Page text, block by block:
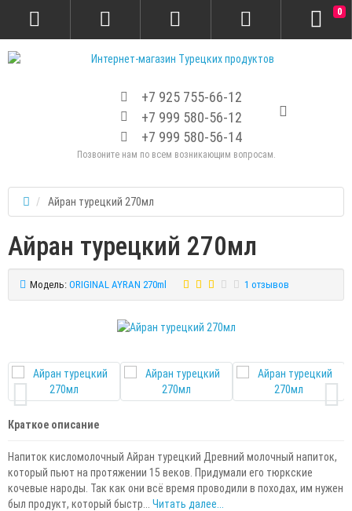
+7 925 755-66-12
+7 999 580-56-12
+7 999 580-56-14
Позвоните нам по всем возникающим вопросам.
0
Айран турецкий 270мл
Айран турецкий 270мл
Модель: ORIGINAL AYRAN 270ml 1 отзывов
Краткое описание
Напиток кисломолочный Айран турецкий Древний молочный напиток,
который пьют на протяжении 15 веков. Придумали его тюркские
кочевые народы. Так как они всё время проводили в походах, им нужен
был продукт, который быстр... Читать далее...